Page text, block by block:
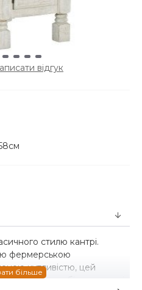
відгук
стилю кантрі.
фермерською
чутливістю, цей
поєднує в собі характерні